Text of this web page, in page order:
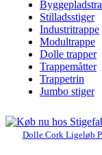
Stilladsstiger
Industritrappe
Modultrappe
Dolle trapper
Trappemåtter
Trappetrin
Jumbo stiger
Dolle Cork Ligeløb